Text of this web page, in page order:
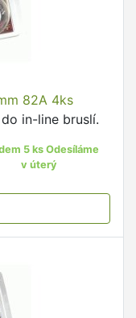
82A 4ks
in-line bruslí.
5 ks Odesíláme
v úterý